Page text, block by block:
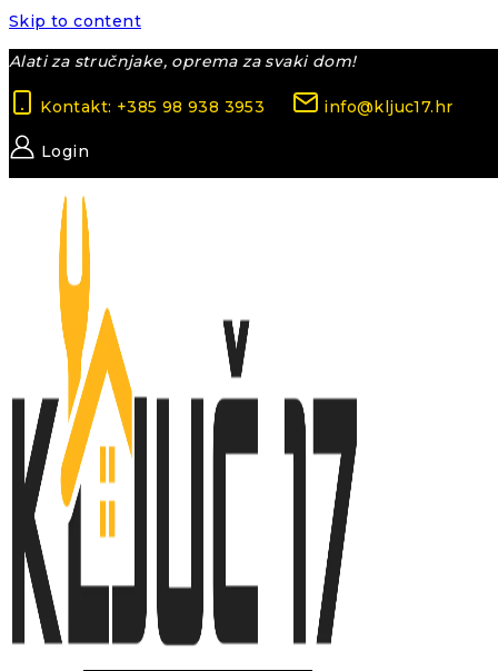
Skip to content
Alati za stručnjake, oprema za svaki dom!
Kontakt: +385 98 938 3953 info@kljuc17.hr
Login